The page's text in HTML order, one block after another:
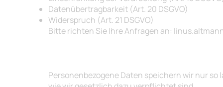
Datenübertragbarkeit (Art. 20 DSGVO)
Widerspruch (Art. 21 DSGVO)
Bitte richten Sie Ihre Anfragen an:
Personenbezogene Daten speichern wir nur